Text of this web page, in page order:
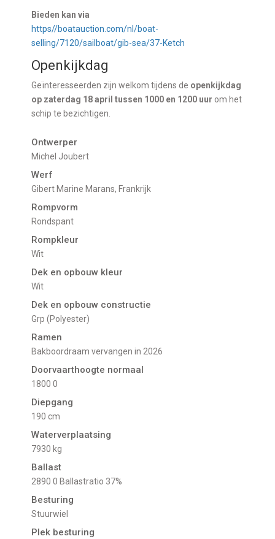
Bieden kan via
https//boatauction.com/nl/boat-
selling/7120/sailboat/gib-sea/37-Ketch
Openkijkdag
Geïnteresseerden zijn welkom tijdens de openkijkdag
op zaterdag 18 april tussen 1000 en 1200 uur om het
schip te bezichtigen.
Ontwerper
Michel Joubert
Werf
Gibert Marine Marans, Frankrijk
Rompvorm
Rondspant
Rompkleur
Wit
Dek en opbouw kleur
Wit
Dek en opbouw constructie
Grp (Polyester)
Ramen
Bakboordraam vervangen in 2026
Doorvaarthoogte normaal
1800 0
Diepgang
190 cm
Waterverplaatsing
7930 kg
Ballast
2890 0 Ballastratio 37%
Besturing
Stuurwiel
Plek besturing